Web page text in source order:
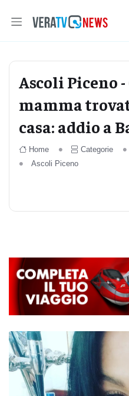
Ascoli Piceno
mamma
casa: addio a
Home Categorie
Ascoli Piceno